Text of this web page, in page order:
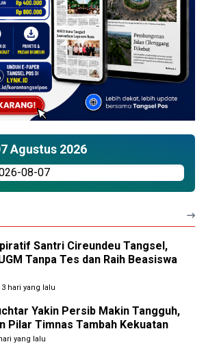
Agustus 2026
Santri Cireundeu Tangsel,
Tanpa Tes dan Raih Beasiswa
3 hari yang lalu
Yakin Persib Makin Tangguh,
Pilar Timnas Tambah Kekuatan
yang lalu